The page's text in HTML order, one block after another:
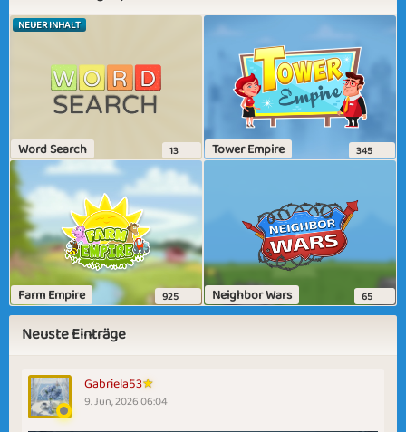
NEUER INHALT
Word Search 13 Tower Empire 345
Farm Empire 925 Neighbor Wars 65
Neuste Einträge
Gabriela53
9. Jun, 2026 06:04